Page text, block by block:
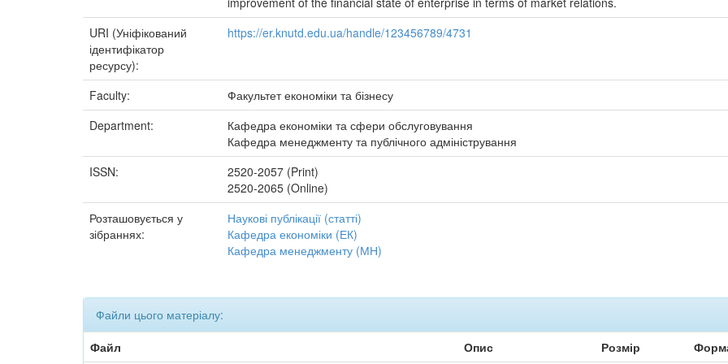
URI (Уніфікований
ідентифікатор
ресурсу):
https://er.knutd.edu.ua/handle/123456789/4731
Faculty:
Факультет економіки та бізнесу
Department:
Кафедра економіки та сфери обслуговування
Кафедра менеджменту та публічного адміністрування
ISSN:
2520-2057 (Print)
2520-2065 (Online)
Розташовується у
зібраннях:
Наукові публікації (статті)
Кафедра економіки (ЕК)
Кафедра менеджменту (МН)
Файли цього матеріалу:
Файл
Опис Розмір